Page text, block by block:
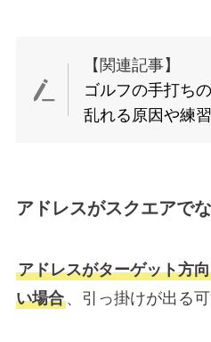
【関連記事】
ゴルフの手打ち
乱れる原因や練
アドレスがスクエアで
アドレスがターゲット方
い場合、引っ掛けが出る